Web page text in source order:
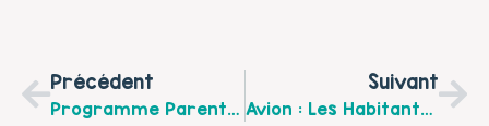
Précédent
Programme Parentalité De La Ville De Bully-Les-Mines De Septembre À Décembre
Suivant
Avion : Les Habitants Ont Découvert La Cueillette De Beaurains !